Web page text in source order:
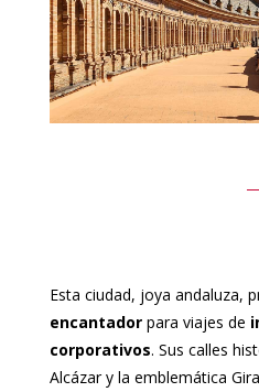
Esta ciudad, joya andaluza,
encantadorpara viajes de
corporativos. Sus calles
Alcázar y la emblemática